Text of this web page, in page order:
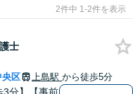
2件中 1-2件を表示
士
央区 上島駅 から徒歩5分